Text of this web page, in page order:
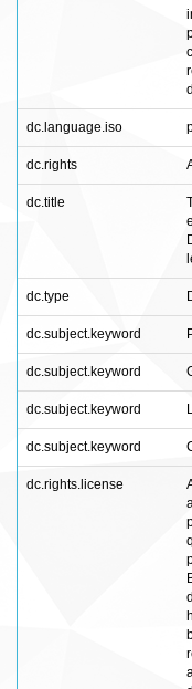
dc.language.iso
dc.rights
dc.title
dc.type
dc.subject.keyword
dc.subject.keyword
dc.subject.keyword
dc.subject.keyword
dc.rights.license